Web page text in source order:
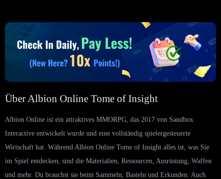
Über Albion Online Tome of Insight
Albion Online ist ein attraktives MMORPG, das 2017 von Sandbox
Interactive entwickelt wurde und eine vollständig spielergesteuerte
Wirtschaft hat. Während Albion Online Tome of Insight alles ist, was Sie
im Spiel entdecken, sind die Materialien, Ressourcen, Ausrüstung, Waffen
und mehr. Du brauchst sie beim Sammeln, Basteln und Erkunden. Auch